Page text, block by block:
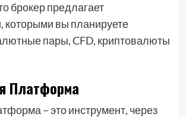
брокер предлагает
которыми вы планируете
пары, CFD, криптовалюты
Платформа
– это инструмент, через